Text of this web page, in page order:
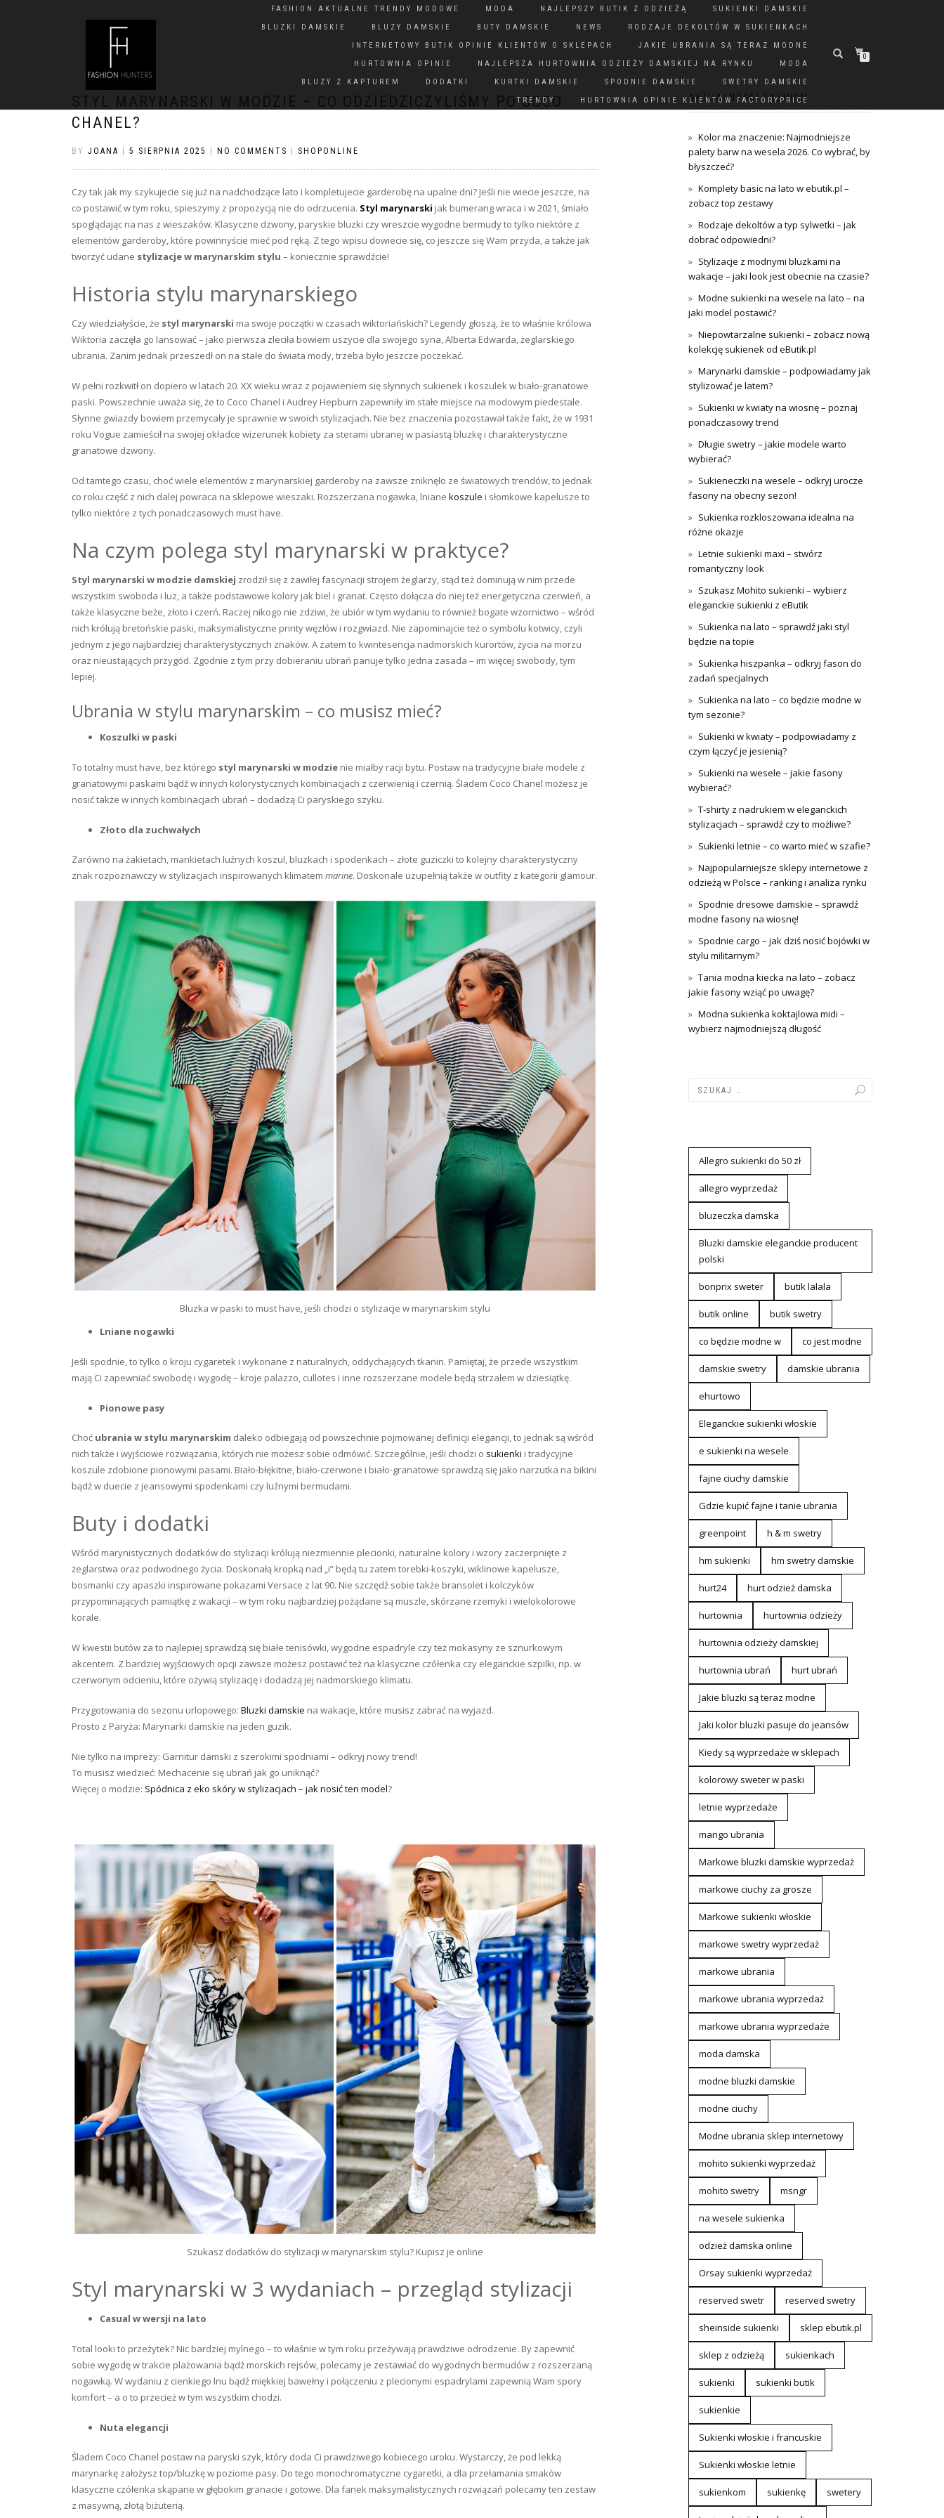
FASHION AKTUALNE TRENDY MODOWE MODA NAJLEPSZY BUTIK Z ODZIEŻĄ
SUKIENKI DAMSKIE
BLUZKI DAMSKIE
BLUZY DAMSKIE BUTY DAMSKIE NEWS
RODZAJE DEKOLTÓW W SUKIENKACH
INTERNETOWY BUTIK OPINIE KLIENTÓW O SKLEPACH
JAKIE UBRANIA SĄ TERAZ MODNE
HURTOWNIA OPINIE
NAJLEPSZA HURTOWNIA ODZIEŻY DAMSKIEJ NA RYNKU
MODA
BLUZY Z KAPTUREM
DODATKI KURTKI DAMSKIE SPODNIE DAMSKIE
SWETRY DAMSKIE
TRENDY
HURTOWNIA OPINIE KLIENTÓW FACTORYPRICE
0
STYL MARYNARSKI W MODZIE – CO ODZIEDZICZYLIŚMY PO COCO
CHANEL?
BY JOANA 5 SIERPNIA 2025 NO COMMENTS SHOPONLINE
Czy tak jak my szykujecie się już na nadchodzące lato i kompletujecie garderobę na upalne dni? Jeśli nie wiecie jeszcze, na
co postawić w tym roku, spieszymy z propozycją nie do odrzucenia. Styl marynarski jak bumerang wraca i w 2021, śmiało
spoglądając na nas z wieszaków. Klasyczne dzwony, paryskie bluzki czy wreszcie wygodne bermudy to tylko niektóre z
elementów garderoby, które powinnyście mieć pod ręką. Z tego wpisu dowiecie się, co jeszcze się Wam przyda, a także jak
tworzyć udane stylizacje w marynarskim stylu – koniecznie sprawdźcie!
Historia stylu marynarskiego
Czy wiedziałyście, że styl marynarski ma swoje początki w czasach wiktoriańskich? Legendy głoszą, że to właśnie królowa
Wiktoria zaczęła go lansować – jako pierwsza zleciła bowiem uszycie dla swojego syna, Alberta Edwarda, żeglarskiego
ubrania. Zanim jednak przeszedł on na stałe do świata mody, trzeba było jeszcze poczekać.
W pełni rozkwitł on dopiero w latach 20. XX wieku wraz z pojawieniem się słynnych sukienek i koszulek w biało-granatowe
paski. Powszechnie uważa się, że to Coco Chanel i Audrey Hepburn zapewniły im stałe miejsce na modowym piedestale.
Słynne gwiazdy bowiem przemycały je sprawnie w swoich stylizacjach. Nie bez znaczenia pozostawał także fakt, że w 1931
roku Vogue zamieścił na swojej okładce wizerunek kobiety za sterami ubranej w pasiastą bluzkę i charakterystyczne
granatowe dzwony.
Od tamtego czasu, choć wiele elementów z marynarskiej garderoby na zawsze zniknęło ze światowych trendów, to jednak
co roku część z nich dalej powraca na sklepowe wieszaki. Rozszerzana nogawka, lniane koszule i słomkowe kapelusze to
tylko niektóre z tych ponadczasowych must have.
Na czym polega styl marynarski w praktyce?
Styl marynarski w modzie damskiej zrodził się z zawiłej fascynacji strojem żeglarzy, stąd też dominują w nim przede
wszystkim swoboda i luz, a także podstawowe kolory jak biel i granat. Często dołącza do niej też energetyczna czerwień, a
także klasyczne beże, złoto i czerń. Raczej nikogo nie zdziwi, że ubiór w tym wydaniu to również bogate wzornictwo – wśród
nich królują bretońskie paski, maksymalistyczne printy węzłów i rozgwiazd. Nie zapominajcie też o symbolu kotwicy, czyli
jednym z jego najbardziej charakterystycznych znaków. A zatem to kwintesencja nadmorskich kurortów, życia na morzu
oraz nieustających przygód. Zgodnie z tym przy dobieraniu ubrań panuje tylko jedna zasada – im więcej swobody, tym
lepiej.
Ubrania w stylu marynarskim – co musisz mieć?
Koszulki w paski
To totalny must have, bez którego styl marynarski w modzie nie miałby racji bytu. Postaw na tradycyjne białe modele z
granatowymi paskami bądź w innych kolorystycznych kombinacjach z czerwienią i czernią. Śladem Coco Chanel możesz je
nosić także w innych kombinacjach ubrań – dodadzą Ci paryskiego szyku.
Złoto dla zuchwałych
Zarówno na żakietach, mankietach luźnych koszul, bluzkach i spodenkach – złote guziczki to kolejny charakterystyczny
znak rozpoznawczy w stylizacjach inspirowanych klimatem marine. Doskonale uzupełnią także w outfity z kategorii glamour.
Bluzka w paski to must have, jeśli chodzi o stylizacje w marynarskim stylu
Lniane nogawki
Jeśli spodnie, to tylko o kroju cygaretek i wykonane z naturalnych, oddychających tkanin. Pamiętaj, że przede wszystkim
mają Ci zapewniać swobodę i wygodę – kroje palazzo, cullotes i inne rozszerzane modele będą strzałem w dziesiątkę.
Pionowe pasy
Choć ubrania w stylu marynarskim daleko odbiegają od powszechnie pojmowanej definicji elegancji, to jednak są wśród
nich także i wyjściowe rozwiązania, których nie możesz sobie odmówić. Szczególnie, jeśli chodzi o sukienki i tradycyjne
koszule zdobione pionowymi pasami. Biało-błękitne, biało-czerwone i biało-granatowe sprawdzą się jako narzutka na bikini
bądź w duecie z jeansowymi spodenkami czy luźnymi bermudami.
Buty i dodatki
Wśród marynistycznych dodatków do stylizacji królują niezmiennie plecionki, naturalne kolory i wzory zaczerpnięte z
żeglarstwa oraz podwodnego życia. Doskonałą kropką nad „i” będą tu zatem torebki-koszyki, wiklinowe kapelusze,
bosmanki czy apaszki inspirowane pokazami Versace z lat 90. Nie szczędź sobie także bransolet i kolczyków
przypominających pamiątkę z wakacji – w tym roku najbardziej pożądane są muszle, skórzane rzemyki i wielokolorowe
korale.
W kwestii butów za to najlepiej sprawdzą się białe tenisówki, wygodne espadryle czy też mokasyny ze sznurkowym
akcentem. Z bardziej wyjściowych opcji zawsze możesz postawić też na klasyczne czółenka czy eleganckie szpilki, np. w
czerwonym odcieniu, które ożywią stylizację i dodadzą jej nadmorskiego klimatu.
Przygotowania do sezonu urlopowego: Bluzki damskie na wakacje, które musisz zabrać na wyjazd.
Prosto z Paryża: Marynarki damskie na jeden guzik.
Nie tylko na imprezy: Garnitur damski z szerokimi spodniami – odkryj nowy trend!
To musisz wiedzieć: Mechacenie się ubrań jak go uniknąć?
Więcej o modzie: Spódnica z eko skóry w stylizacjach – jak nosić ten model?
Szukasz dodatków do stylizacji w marynarskim stylu? Kupisz je online
Styl marynarski w 3 wydaniach – przegląd stylizacji
Casual w wersji na lato
Total looki to przeżytek? Nic bardziej mylnego – to właśnie w tym roku przeżywają prawdziwe odrodzenie. By zapewnić
sobie wygodę w trakcie plażowania bądź morskich rejsów, polecamy je zestawiać do wygodnych bermudów z rozszerzaną
nogawką. W wydaniu z cienkiego lnu bądź miękkiej bawełny i połączeniu z plecionymi espadrylami zapewnią Wam spory
komfort – a o to przecież w tym wszystkim chodzi.
Nuta elegancji
Śladem Coco Chanel postaw na paryski szyk, który doda Ci prawdziwego kobiecego uroku. Wystarczy, że pod lekką
marynarkę założysz top/bluzkę w poziome pasy. Do tego monochromatyczne cygaretki, a dla przełamania smaków
klasyczne czółenka skąpane w głębokim granacie i gotowe. Dla fanek maksymalistycznych rozwiązań polecamy ten zestaw
z masywną, złotą biżuterią.
AKTUALNOŚCI FASHION
Kolor ma znaczenie: Najmodniejsze
palety barw na wesela 2026. Co wybrać, by
błyszczeć?
Komplety basic na lato w ebutik.pl –
zobacz top zestawy
Rodzaje dekoltów a typ sylwetki – jak
dobrać odpowiedni?
Stylizacje z modnymi bluzkami na
wakacje – jaki look jest obecnie na czasie?
Modne sukienki na wesele na lato – na
jaki model postawić?
Niepowtarzalne sukienki – zobacz nową
kolekcję sukienek od eButik.pl
Marynarki damskie – podpowiadamy jak
stylizować je latem?
Sukienki w kwiaty na wiosnę – poznaj
ponadczasowy trend
Długie swetry – jakie modele warto
wybierać?
Sukieneczki na wesele – odkryj urocze
fasony na obecny sezon!
Sukienka rozkloszowana idealna na
różne okazje
Letnie sukienki maxi – stwórz
romantyczny look
Szukasz Mohito sukienki – wybierz
eleganckie sukienki z eButik
Sukienka na lato – sprawdź jaki styl
będzie na topie
Sukienka hiszpanka – odkryj fason do
zadań specjalnych
Sukienka na lato – co będzie modne w
tym sezonie?
Sukienki w kwiaty – podpowiadamy z
czym łączyć je jesienią?
Sukienki na wesele – jakie fasony
wybierać?
T-shirty z nadrukiem w eleganckich
stylizacjach – sprawdź czy to możliwe?
Sukienki letnie – co warto mieć w szafie?
Najpopularniejsze sklepy internetowe z
odzieżą w Polsce – ranking i analiza rynku
Spodnie dresowe damskie – sprawdź
modne fasony na wiosnę!
Spodnie cargo – jak dziś nosić bojówki w
stylu militarnym?
Tania modna kiecka na lato – zobacz
jakie fasony wziąć po uwagę?
Modna sukienka koktajlowa midi –
wybierz najmodniejszą długość
Allegro sukienki do 50 zł
allegro wyprzedaż
bluzeczka damska
Bluzki damskie eleganckie producent
polski
bonprix sweter butik lalala
butik online butik swetry
co będzie modne w co jest modne
damskie swetry damskie ubrania
ehurtowo
Eleganckie sukienki włoskie
e sukienki na wesele
fajne ciuchy damskie
Gdzie kupić fajne i tanie ubrania
greenpoint h & m swetry
hm sukienki hm swetry damskie
hurt24 hurt odzież damska
hurtownia hurtownia odzieży
hurtownia odzieży damskiej
hurtownia ubrań hurt ubrań
Jakie bluzki są teraz modne
Jaki kolor bluzki pasuje do jeansów
Kiedy są wyprzedaże w sklepach
kolorowy sweter w paski
letnie wyprzedaże
mango ubrania
Markowe bluzki damskie wyprzedaż
markowe ciuchy za grosze
Markowe sukienki włoskie
markowe swetry wyprzedaż
markowe ubrania
markowe ubrania wyprzedaż
markowe ubrania wyprzedaże
moda damska
modne bluzki damskie
modne ciuchy
Modne ubrania sklep internetowy
mohito sukienki wyprzedaż
mohito swetry msngr
na wesele sukienka
odzież damska online
Orsay sukienki wyprzedaż
reserved swetr reserved swetry
sheinside sukienki sklep ebutik.pl
sklep z odzieżą sukienkach
sukienki sukienki butik
sukienkie
Sukienki włoskie i francuskie
Sukienki włoskie letnie
sukienkom sukienkę swetery